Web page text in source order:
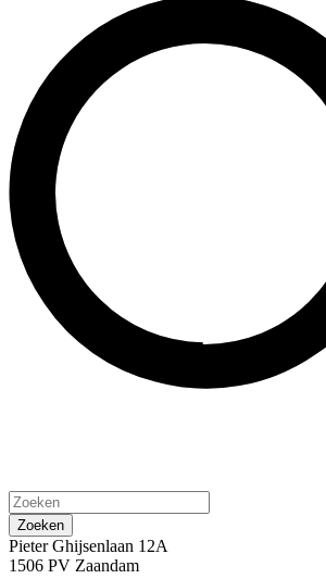
Pieter Ghijsenlaan 12A
1506 PV Zaandam